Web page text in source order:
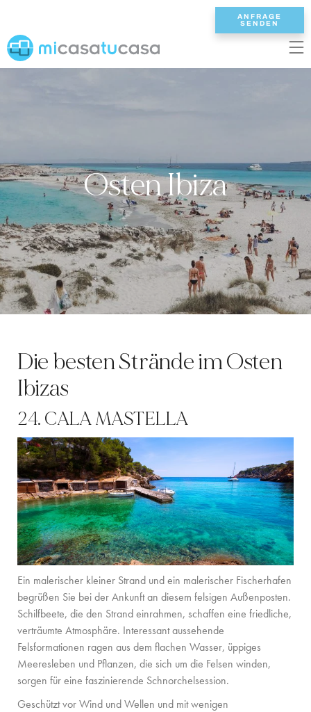
UNSERE VILLEN
2/3 SCHLAFZIMMER
4 SCHLAFZIMMER
5 SCHLAFZIMMER
6+ SCHLAFZIMMER
ALLE VILLEN
WESTKÜSTE
SANTA GERTRUDIS
SAN JOSÉ
SANTA EULALIA
IBIZA-STADT
INSPIRATION
AUTOVERMIETUNG
BOOTCHARTER-FLOTTE
PRIVATE CHEF AND BAR SERVICES
FAMILIENERLEBNISSE
CONCIERGE
ANFRAGE
SENDEN
Osten Ibiza
Die besten Strände im Osten
Ibizas
24. CALA MASTELLA
Ein malerischer kleiner Strand und ein malerischer Fischerhafen
begrüßen Sie bei der Ankunft an diesem felsigen Außenposten.
Schilfbeete, die den Strand einrahmen, schaffen eine friedliche,
verträumte Atmosphäre. Interessant aussehende
Felsformationen ragen aus dem flachen Wasser, üppiges
Meeresleben und Pflanzen, die sich um die Felsen winden,
sorgen für eine faszinierende Schnorchelsession.
Geschützt vor Wind und Wellen und mit wenigen